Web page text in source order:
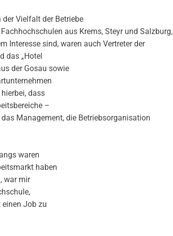
Vielfalt der Betriebe
aus Krems, Steyr und Salzburg,
Interesse sind, waren auch Vertreter der
das „Hotel
der Gosau sowie
dass
–
Management, die Betriebsorganisation
waren
haben
war mir
einen Job zu